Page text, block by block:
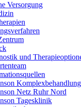
Versorgung
und
Komplexbehandlung
Netz Ruhr Nord
Tagesklinik